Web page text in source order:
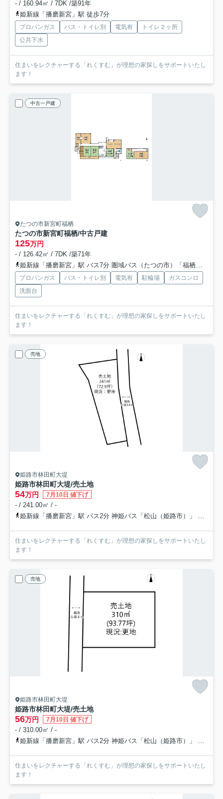
- / 160.94㎡ / 7DK /築91年
姫新線「播磨新宮」駅 徒歩7分
プロパンガス バス・トイレ別 電気有
トイレ２ヶ所
公共下水
住まいをレクチャーする「れくすむ」が理想の家探しをサポートいたし
ます！
中古一戸建
たつの市新宮町福栖
たつの市新宮町福栖/中古戸建
125万円
- / 126.42㎡ / 7DK /築71年
姫新線「播磨新宮」駅 バス7分 圏域バス（たつの市）「福栖」 停歩5分
プロパンガス バス・トイレ別 電気有 駐輪場
ガスコンロ
洗面台
住まいをレクチャーする「れくすむ」が理想の家探しをサポートいたし
ます！
売地
姫路市林田町大堤
姫路市林田町大堤/売土地
54万円 7月10日 値下げ
- / 241.00㎡ / -
姫新線「播磨新宮」駅 バス2分 神姫バス「松山（姫路市）」 停歩89分
住まいをレクチャーする「れくすむ」が理想の家探しをサポートいたし
ます！
売地
姫路市林田町大堤
姫路市林田町大堤/売土地
56万円 7月10日 値下げ
- / 310.00㎡ / -
姫新線「播磨新宮」駅 バス2分 神姫バス「松山（姫路市）」 停歩89分
住まいをレクチャーする「れくすむ」が理想の家探しをサポートいたし
ます！